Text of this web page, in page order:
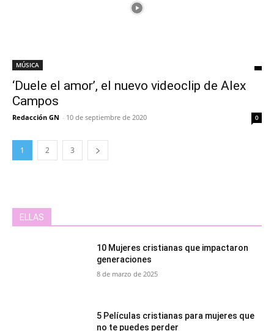
MÚSICA
‘Duele el amor’, el nuevo videoclip de Alex
Campos
Redacción GN - 10 de septiembre de 2020 0
1 2 3
ELLAS
10 Mujeres cristianas que impactaron
generaciones
8 de marzo de 2025
5 Películas cristianas para mujeres que
no te puedes perder